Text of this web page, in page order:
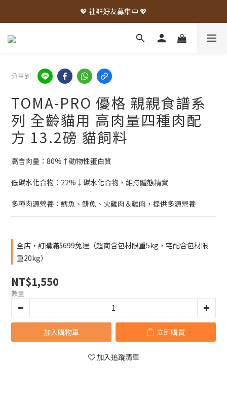
💖 社群好友募集中 💖
分享到
TOMA-PRO 優格 親親食譜系
列 全齡貓用 高肉量四種肉配
方 13.2磅 貓飼料
高含肉量：80%↑動物性蛋白質
低碳水化合物：22%↓碳水化合物，維持體態精實
多種肉源營養：鱈魚、鯡魚、火雞肉＆雞肉，提供多源營養
全店，訂購滿$699免運（超商含包材限重5kg，宅配含包材限
重20kg）
NT$1,550
數量
加入購物車 立即購買
加入追蹤清單